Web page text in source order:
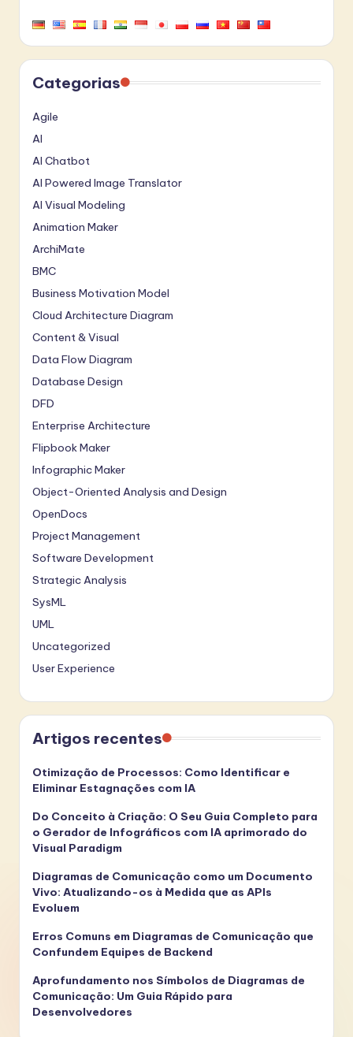
Categorias
Agile
AI
AI Chatbot
AI Powered Image Translator
AI Visual Modeling
Animation Maker
ArchiMate
BMC
Business Motivation Model
Cloud Architecture Diagram
Content & Visual
Data Flow Diagram
Database Design
DFD
Enterprise Architecture
Flipbook Maker
Infographic Maker
Object-Oriented Analysis and Design
OpenDocs
Project Management
Software Development
Strategic Analysis
SysML
UML
Uncategorized
User Experience
Artigos recentes
Otimização de Processos: Como Identificar e
Eliminar Estagnações com IA
Do Conceito à Criação: O Seu Guia Completo para
o Gerador de Infográficos com IA aprimorado do
Visual Paradigm
Diagramas de Comunicação como um Documento
Vivo: Atualizando-os à Medida que as APIs
Evoluem
Erros Comuns em Diagramas de Comunicação que
Confundem Equipes de Backend
Aprofundamento nos Símbolos de Diagramas de
Comunicação: Um Guia Rápido para
Desenvolvedores